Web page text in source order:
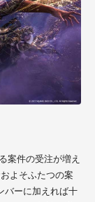
案件の受注が増え
よそふたつの案
バーに加えれば十